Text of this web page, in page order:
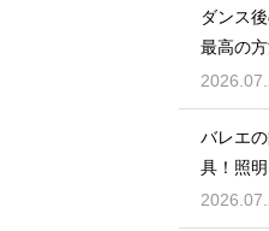
ダンス
最高の
は？
バレエ
具！照
を作る